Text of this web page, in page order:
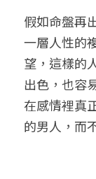
假如命盤再
一層人性的
望，這樣的
出色，也容
在感情裡真
的男人，而